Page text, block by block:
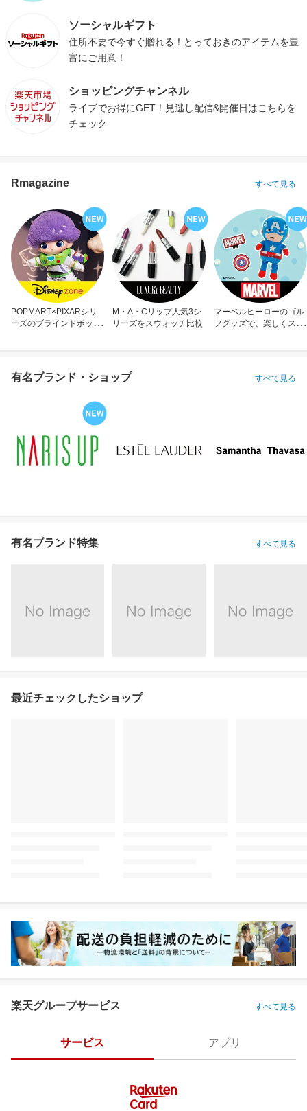
ソーシャルギフト
住所不要で今すぐ贈れる！とっておきのアイテムを豊
富にご用意！
ショッピングチャンネル
ライブでお得にGET！見逃し配信&開催日はこちらを
チェック
Rmagazine すべて見る
POPMART×PIXARシリ
ーズのブラインドボック
M・A・Cリップ人気3シ
リーズをスウォッチ比較
マーベルヒーローのゴル
フグッズで、楽しくスコ
有名ブランド・ショップ すべて見る
有名ブランド特集 すべて見る
最近チェックしたショップ
楽天グループサービス すべて見る
サービス アプリ